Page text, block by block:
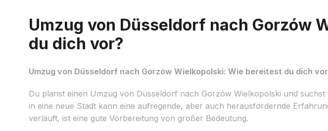
Umzug von Düsseldorf nach Gorzów
du dich vor?
Umzug von Düsseldorf nach Gorzów Wielkopolski: Wie bereitest du dich
Du planst einen Umzug von Düsseldorf nach Gorzów Wielkopolski und suchst
in eine neue Stadt kann eine aufregende, aber auch herausfordernde
verläuft, ist eine gute Vorbereitung von großer Bedeutung.